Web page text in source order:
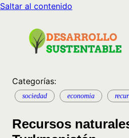
Saltar al contenido
Categorías:
sociedad economia
Recursos